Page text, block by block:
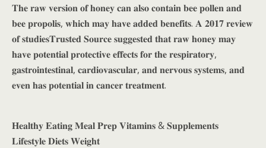
𝐓𝐡𝐞 𝐫𝐚𝐰 𝐯𝐞𝐫𝐬𝐢𝐨𝐧 𝐨𝐟 𝐡𝐨𝐧𝐞𝐲 𝐜𝐚𝐧 𝐚𝐥𝐬𝐨 𝐜𝐨𝐧𝐭𝐚𝐢𝐧 𝐛𝐞𝐞 𝐩𝐨𝐥𝐥𝐞𝐧 𝐚𝐧𝐝
𝐛𝐞𝐞 𝐩𝐫𝐨𝐩𝐨𝐥𝐢𝐬, 𝐰𝐡𝐢𝐜𝐡 𝐦𝐚𝐲 𝐡𝐚𝐯𝐞 𝐚𝐝𝐝𝐞𝐝 𝐛𝐞𝐧𝐞𝐟𝐢𝐭𝐬. 𝐀 𝟐𝟎𝟏𝟕 𝐫𝐞𝐯𝐢𝐞𝐰
𝐨𝐟 𝐬𝐭𝐮𝐝𝐢𝐞𝐬𝐓𝐫𝐮𝐬𝐭𝐞𝐝 𝐒𝐨𝐮𝐫𝐜𝐞 𝐬𝐮𝐠𝐠𝐞𝐬𝐭𝐞𝐝 𝐭𝐡𝐚𝐭 𝐫𝐚𝐰 𝐡𝐨𝐧𝐞𝐲 𝐦𝐚𝐲
𝐡𝐚𝐯𝐞 𝐩𝐨𝐭𝐞𝐧𝐭𝐢𝐚𝐥 𝐩𝐫𝐨𝐭𝐞𝐜𝐭𝐢𝐯𝐞 𝐞𝐟𝐟𝐞𝐜𝐭𝐬 𝐟𝐨𝐫 𝐭𝐡𝐞 𝐫𝐞𝐬𝐩𝐢𝐫𝐚𝐭𝐨𝐫𝐲,
𝐠𝐚𝐬𝐭𝐫𝐨𝐢𝐧𝐭𝐞𝐬𝐭𝐢𝐧𝐚𝐥, 𝐜𝐚𝐫𝐝𝐢𝐨𝐯𝐚𝐬𝐜𝐮𝐥𝐚𝐫, 𝐚𝐧𝐝 𝐧𝐞𝐫𝐯𝐨𝐮𝐬 𝐬𝐲𝐬𝐭𝐞𝐦𝐬, 𝐚𝐧𝐝
𝐞𝐯𝐞𝐧 𝐡𝐚𝐬 𝐩𝐨𝐭𝐞𝐧𝐭𝐢𝐚𝐥 𝐢𝐧 𝐜𝐚𝐧𝐜𝐞𝐫 𝐭𝐫𝐞𝐚𝐭𝐦𝐞𝐧𝐭.
𝐇𝐞𝐚𝐥𝐭𝐡𝐲 𝐄𝐚𝐭𝐢𝐧𝐠 𝐌𝐞𝐚𝐥 𝐏𝐫𝐞𝐩 𝐕𝐢𝐭𝐚𝐦𝐢𝐧𝐬 & 𝐒𝐮𝐩𝐩𝐥𝐞𝐦𝐞𝐧𝐭𝐬
𝐋𝐢𝐟𝐞𝐬𝐭𝐲𝐥𝐞 𝐃𝐢𝐞𝐭𝐬 𝐖𝐞𝐢𝐠𝐡𝐭